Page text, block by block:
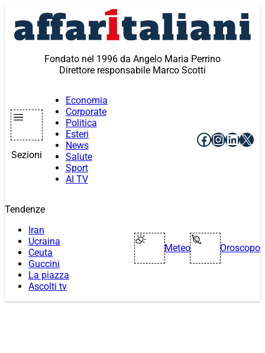
contenuto
Fondato nel 1996 da Angelo Maria Perrino
Direttore responsabile Marco Scotti
Sezioni
Economia
Corporate
Politica
Esteri
News
Salute
Sport
AI TV
Facebook
X
Tendenze
Iran
Ucraina
Ceuta
Guccini
La piazza
Ascolti tv
Meteo Oroscopo